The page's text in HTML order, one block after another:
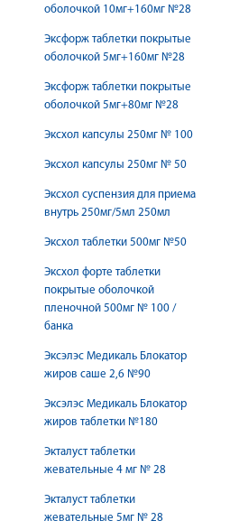
оболочкой 10мг+160мг №28
Эксфорж таблетки покрытые
оболочкой 5мг+160мг №28
Эксфорж таблетки покрытые
оболочкой 5мг+80мг №28
Эксхол капсулы 250мг № 100
Эксхол капсулы 250мг № 50
Эксхол суспензия для приема
внутрь 250мг/5мл 250мл
Эксхол таблетки 500мг №50
Эксхол форте таблетки
покрытые оболочкой
пленочной 500мг № 100 /
банка
Эксэлэс Медикаль Блокатор
жиров саше 2,6 №90
Эксэлэс Медикаль Блокатор
жиров таблетки №180
Экталуст таблетки
жевательные 4 мг № 28
Экталуст таблетки
жевательные 5мг № 28